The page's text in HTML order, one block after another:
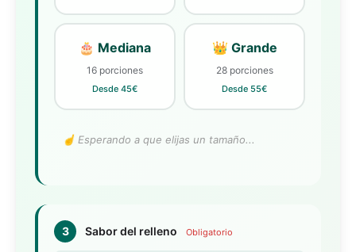
🎂 Mediana
16 porciones
Desde 45€
👑 Grande
28 porciones
Desde 55€
☝️ Esperando a que elijas un tamaño...
3 Sabor del relleno Obligatorio